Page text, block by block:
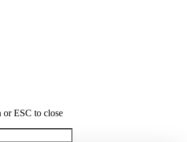
or ESC to close